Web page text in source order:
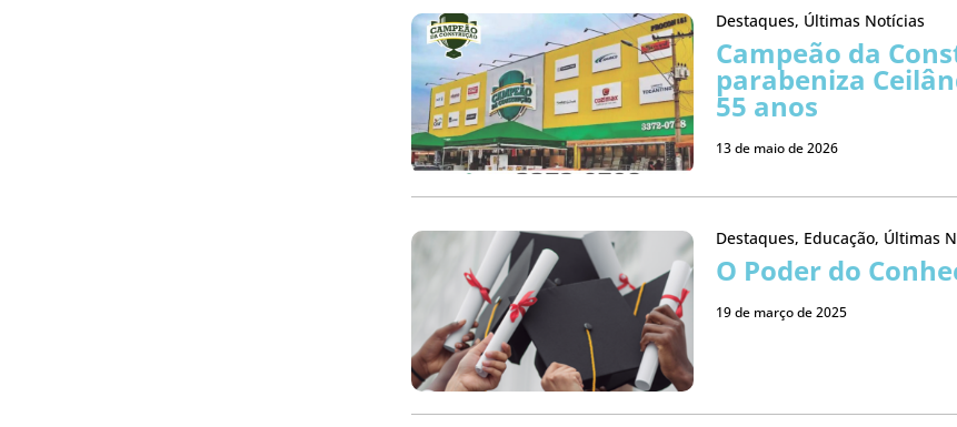
Destaques, Últimas Notícias
Campeão da
parabeniza
55 anos
13 de maio de 2026
Destaques, Educação, Últimas
O Poder do
19 de março de 2025